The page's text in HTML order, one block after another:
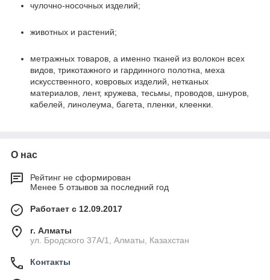
чулочно-носочных изделий;
животных и растений;
метражных товаров, а именно тканей из волокон всех
видов, трикотажного и гардинного полотна, меха
искусственного, ковровых изделий, нетканых
материалов, лент, кружева, тесьмы, проводов, шнуров,
кабелей, линолеума, багета, пленки, клеенки.
О нас
Рейтинг не сформирован
Менее 5 отзывов за последний год
Работает с 12.09.2017
г. Алматы
ул. Бродского 37А/1, Алматы, Казахстан
Контакты